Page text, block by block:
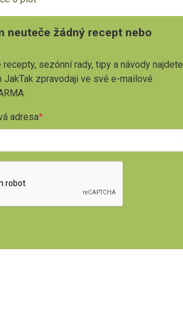
neuteče žádný recept nebo
recepty, sezónní rady, tipy a návody najdete
JakTak zpravodaji ve své e-mailové
adresa